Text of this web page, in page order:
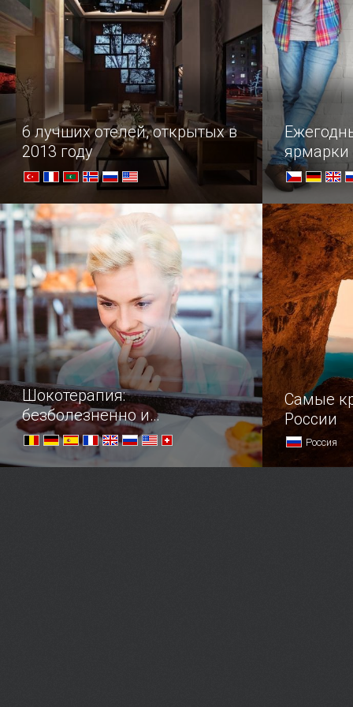
6 лучших отелей, открытых в
2013 году
Самые роскошные отели, открытые
в прошлом году по всему миру, от
дерзкого Лас-Вегаса до холодных
норвежских фьордов...
ярмарки
Шокотерапия:
безболезненно и
безгранично вкусно
Самые
России
Россия